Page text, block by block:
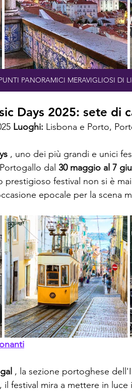
PANORAMICI MERAVIGLIOSI DI
Days 2025: sete di
Luoghi: Lisbona e Porto,
, uno dei più grandi e unici
dal 30 maggio al 7
prestigioso festival non si è
epocale per la scena
, la sezione portoghese
il festival mira a mettere in